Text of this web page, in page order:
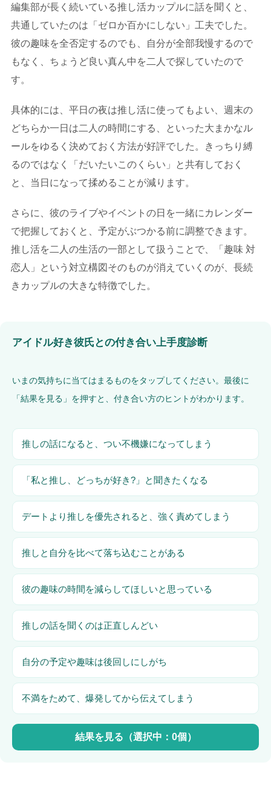
編集部が長く続いている推し活カップルに話を聞くと、
共通していたのは「ゼロか百かにしない」工夫でした。
彼の趣味を全否定するのでも、自分が全部我慢するので
もなく、ちょうど良い真ん中を二人で探していたので
す。
具体的には、平日の夜は推し活に使ってもよい、週末の
どちらか一日は二人の時間にする、といった大まかなル
ールをゆるく決めておく方法が好評でした。きっちり縛
るのではなく「だいたいこのくらい」と共有しておく
と、当日になって揉めることが減ります。
さらに、彼のライブやイベントの日を一緒にカレンダー
で把握しておくと、予定がぶつかる前に調整できます。
推し活を二人の生活の一部として扱うことで、「趣味 対
恋人」という対立構図そのものが消えていくのが、長続
きカップルの大きな特徴でした。
アイドル好き彼氏との付き合い上手度診断
いまの気持ちに当てはまるものをタップしてください。最後に
「結果を見る」を押すと、付き合い方のヒントがわかります。
推しの話になると、つい不機嫌になってしまう
「私と推し、どっちが好き?」と聞きたくなる
デートより推しを優先されると、強く責めてしまう
推しと自分を比べて落ち込むことがある
彼の趣味の時間を減らしてほしいと思っている
推しの話を聞くのは正直しんどい
自分の予定や趣味は後回しにしがち
不満をためて、爆発してから伝えてしまう
結果を見る（選択中： 0個）